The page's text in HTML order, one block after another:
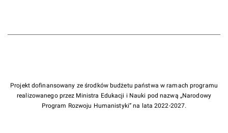
Projekt dofinansowany ze środków budżetu państwa w ramach programu
realizowanego przez Ministra Edukacji i Nauki pod nazwą „Narodowy
Program Rozwoju Humanistyki” na lata 2022-2027.